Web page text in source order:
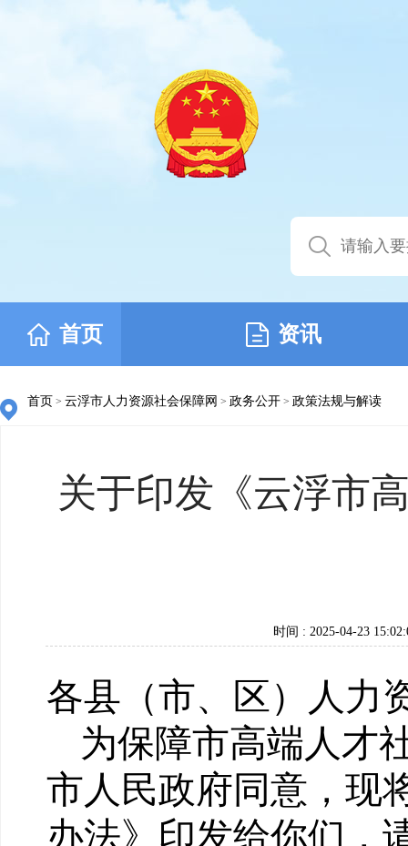
首页 资讯
首页 > 云浮市人力资源社会保障网 > 政务公开 > 政策法规与解读
关于印发《云浮市
时间 : 2025-04-23
各县（市、区）人力
为保障市高端人才
市人民政府同意，现
办法》印发给你们，